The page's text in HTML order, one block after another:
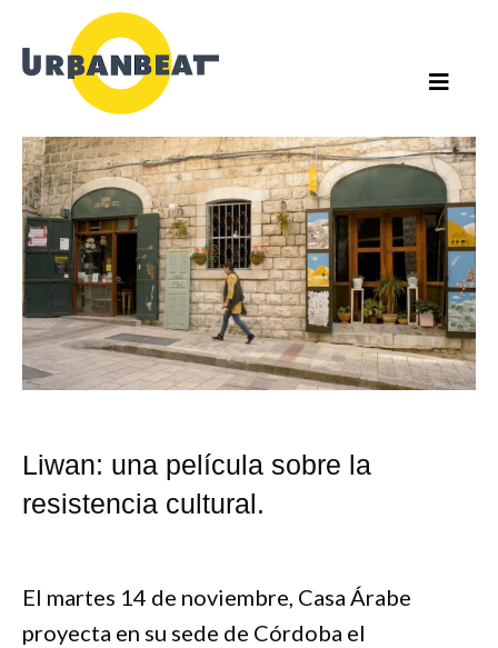
contenido
Liwan: una película sobre la
resistencia cultural.
El martes 14 de noviembre, Casa Árabe
proyecta en su sede de Córdoba el